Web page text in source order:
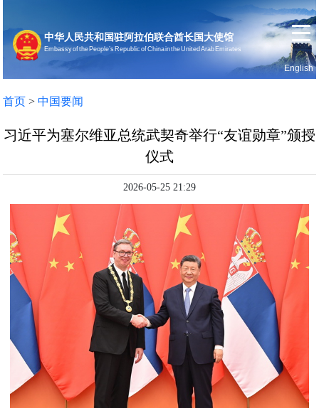
中华人民共和国驻阿拉伯联合酋长国大使馆
Embassy of the People’s Republic of China in the United Arab Emirates
English
首页 >中国要闻
习近平为塞尔维亚总统武契奇举行“友谊勋章”颁授
仪式
2026-05-25 21:29